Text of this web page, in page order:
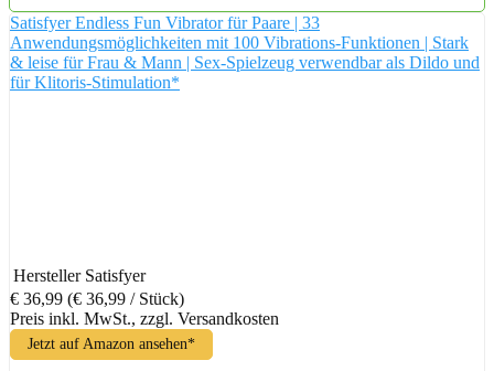
Satisfyer Endless Fun Vibrator für Paare | 33
Anwendungsmöglichkeiten mit 100 Vibrations-Funktionen | Stark
& leise für Frau & Mann | Sex-Spielzeug verwendbar als Dildo und
für Klitoris-Stimulation*
Hersteller Satisfyer
€ 36,99 (€ 36,99 / Stück)
Preis inkl. MwSt., zzgl. Versandkosten
Jetzt auf Amazon ansehen*